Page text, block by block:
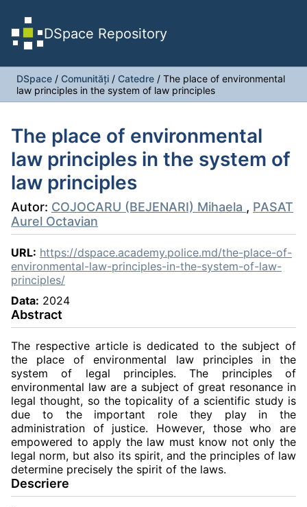
DSpace Repository
DSpace / Comunități / Catedre / The place of environmental
law principles in the system of law principles
The place of environmental
law principles in the system of
law principles
Autor: COJOCARU (BEJENARI) Mihaela , PASAT
Aurel Octavian
URL: https://dspace.academy.police.md/the-place-of-
environmental-law-principles-in-the-system-of-law-
principles/
Data: 2024
Abstract
The respective article is dedicated to the subject of
the place of environmental law principles in the
system of legal principles. The principles of
environmental law are a subject of great resonance in
legal thought, so the topicality of a scientific study is
due to the important role they play in the
administration of justice. However, those who are
empowered to apply the law must know not only the
legal norm, but also its spirit, and the principles of law
determine precisely the spirit of the laws.
Descriere